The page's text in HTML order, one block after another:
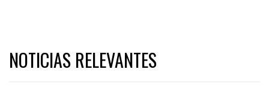
NOTICIAS RELEVANTES